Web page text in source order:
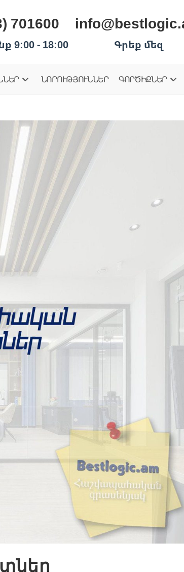
701600
9:00 - 18:00 Գրեք մեզ
ՆՈՐՈՒԹՅՈՒՆՆԵՐ ԳՈՐԾԻՔՆԵՐ